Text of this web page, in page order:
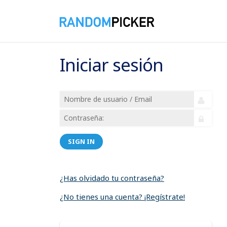
Iniciar sesión
SIGN IN
¿Has olvidado tu contraseña?
¿No tienes una cuenta? ¡Regístrate!